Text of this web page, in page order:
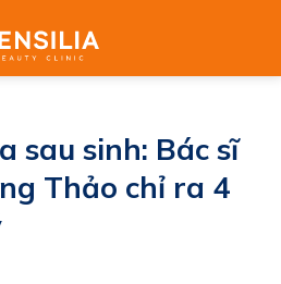
sau sinh: Bác sĩ
Thảo chỉ ra 4